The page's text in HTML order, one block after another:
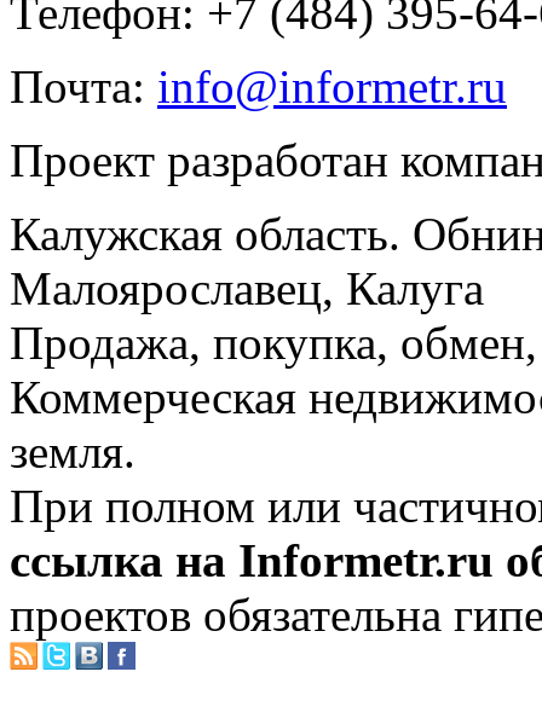
Телефон: +7 (484) 395-
Почта: info@informetr.ru
Проект разработан
Калужская область.
Малоярославец, Калуга
Продажа, покупка, обмен,
Коммерческая
земля.
При полном или
ссылка на Informetr.ru
проектов обязательна